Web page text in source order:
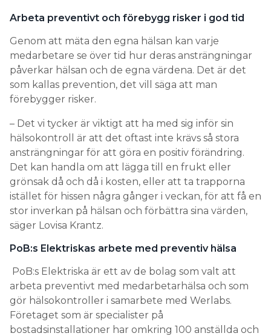
Arbeta preventivt och förebygg risker i god tid
Genom att mäta den egna hälsan kan varje
medarbetare se över tid hur deras ansträngningar
påverkar hälsan och de egna värdena. Det är det
som kallas prevention, det vill säga att man
förebygger risker.
– Det vi tycker är viktigt att ha med sig inför sin
hälsokontroll är att det oftast inte krävs så stora
ansträngningar för att göra en positiv förändring.
Det kan handla om att lägga till en frukt eller
grönsak då och då i kosten, eller att ta trapporna
istället för hissen några gånger i veckan, för att få en
stor inverkan på hälsan och förbättra sina värden,
säger Lovisa Krantz.
PoB:s Elektriskas arbete med preventiv hälsa
PoB:s Elektriska är ett av de bolag som valt att
arbeta preventivt med medarbetarhälsa och som
gör hälsokontroller i samarbete med Werlabs.
Företaget som är specialister på
bostadsinstallationer har omkring 100 anställda och